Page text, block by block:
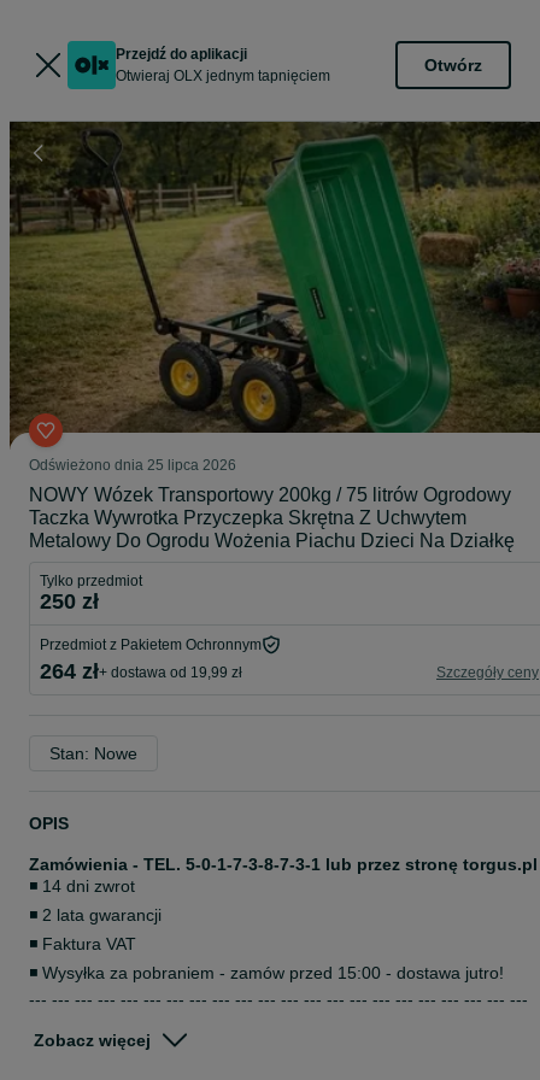
Przejdź do aplikacji
Otwieraj OLX jednym tapnięciem
Otwórz
Odświeżono dnia 25 lipca 2026
NOWY Wózek Transportowy 200kg / 75 litrów Ogrodowy
Taczka Wywrotka Przyczepka Skrętna Z Uchwytem
Metalowy Do Ogrodu Wożenia Piachu Dzieci Na Działkę
Tylko przedmiot
250 zł
Przedmiot z Pakietem Ochronnym
264 zł+ dostawa od 19,99 zł Szczegóły ceny
Stan: Nowe
OPIS
Zamówienia - TEL. 5-0-1-7-3-8-7-3-1 lub przez stronę torgus.pl
◾ 14 dni zwrot
◾ 2 lata gwarancji
◾ Faktura VAT
◾ Wysyłka za pobraniem - zamów przed 15:00 - dostawa jutro!
--- --- --- --- --- --- --- --- --- --- --- --- --- --- --- --- --- --- --- --- --- ---
Wielozadaniowy wózek transportowy ogrodowy - NOWY
Zobacz więcej